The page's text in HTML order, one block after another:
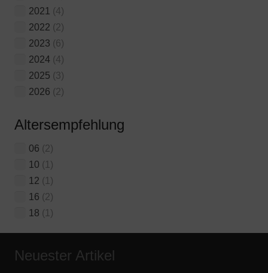
2021 (4)
2022 (2)
2023 (6)
2024 (4)
2025 (3)
2026 (2)
Altersempfehlung
06 (2)
10 (1)
12 (1)
16 (2)
18 (1)
Neuester Artikel